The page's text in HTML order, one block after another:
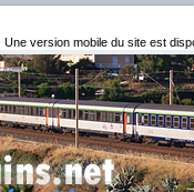
Une version mobile du site est